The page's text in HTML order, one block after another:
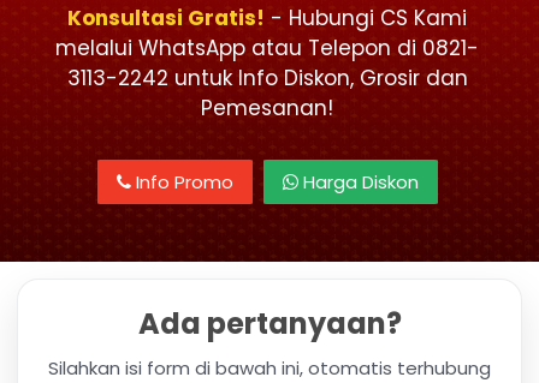
Konsultasi Gratis! - Hubungi CS Kami
melalui WhatsApp atau Telepon di 0821-
3113-2242 untuk Info Diskon, Grosir dan
Pemesanan!
Info Promo Harga Diskon
Ada pertanyaan?
Silahkan isi form di bawah ini, otomatis terhubung